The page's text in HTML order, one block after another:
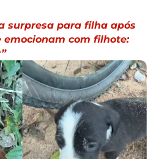
surpresa para filha após
emocionam com filhote: